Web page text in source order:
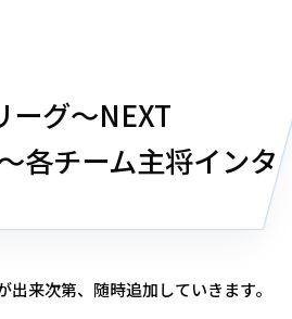
ーグ～NEXT
各チーム主将インタ
来次第、随時追加していきます。